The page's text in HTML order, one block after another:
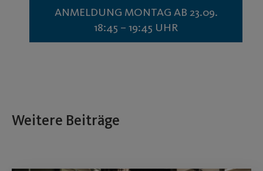
ANMELDUNG MONTAG AB 23.09.
18:45 – 19:45 UHR
Weitere Beiträge